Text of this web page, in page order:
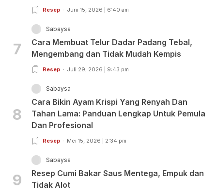
Resep Juni 15, 2026 | 6:40 am
7
Sabaysa
Cara Membuat Telur Dadar Padang Tebal,
Mengembang dan Tidak Mudah Kempis
Resep Juli 29, 2026 | 9:43 pm
8
Sabaysa
Cara Bikin Ayam Krispi Yang Renyah Dan
Tahan Lama: Panduan Lengkap Untuk Pemula
Dan Profesional
Resep Mei 15, 2026 | 2:34 pm
9
Sabaysa
Resep Cumi Bakar Saus Mentega, Empuk dan
Tidak Alot